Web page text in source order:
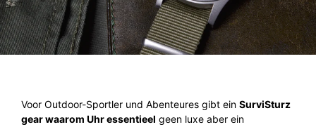
Voor Outdoor-Sportler und Abenteures gibt ein SurviSturz
gear waarom Uhr essentieel geen luxe aber ein